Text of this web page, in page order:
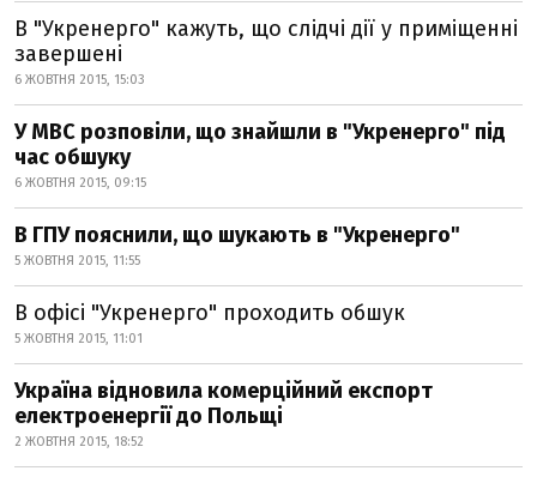
В "Укренерго" кажуть, що слідчі дії у приміщенні
завершені
6 ЖОВТНЯ 2015, 15:03
У МВС розповіли, що знайшли в "Укренерго" під
час обшуку
6 ЖОВТНЯ 2015, 09:15
В ГПУ пояснили, що шукають в "Укренерго"
5 ЖОВТНЯ 2015, 11:55
В офісі "Укренерго" проходить обшук
5 ЖОВТНЯ 2015, 11:01
Україна відновила комерційний експорт
електроенергії до Польщі
2 ЖОВТНЯ 2015, 18:52